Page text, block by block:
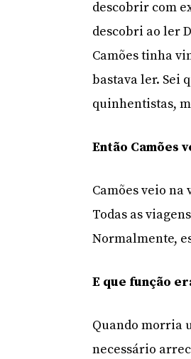
descobrir com
descobri ao ler
Camões tinha
bastava ler. Sei
quinhentistas,
Então Camões
Camões veio
Todas as
Normalmente,
E que função
Quando morria
necessário